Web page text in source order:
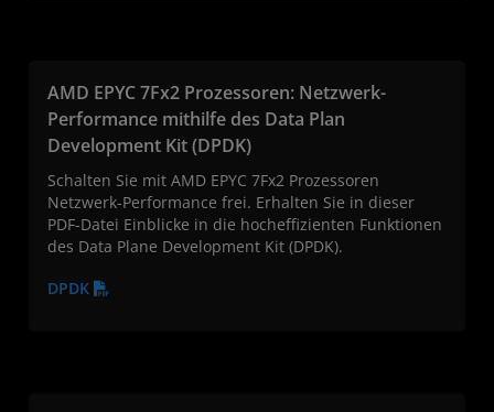
AMD EPYC 7Fx2 Prozessoren: Netzwerk-
Performance mithilfe des Data Plan
Development Kit (DPDK)
Schalten Sie mit AMD EPYC 7Fx2 Prozessoren
Netzwerk-Performance frei. Erhalten Sie in dieser
PDF-Datei Einblicke in die hocheffizienten Funktionen
des Data Plane Development Kit (DPDK).
DPDK